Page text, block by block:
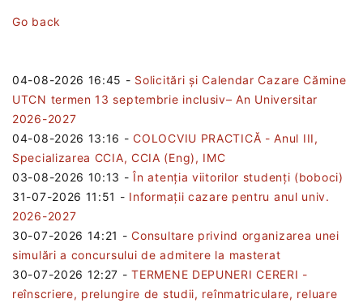
Go back
04-08-2026 16:45 - Solicitări și Calendar Cazare Cămine
UTCN termen 13 septembrie inclusiv– An Universitar
2026-2027
04-08-2026 13:16 -COLOCVIU PRACTICĂ - Anul III,
Specializarea CCIA, CCIA (Eng), IMC
03-08-2026 10:13 -În atenția viitorilor studenți (boboci)
31-07-2026 11:51 - Informații cazare pentru anul univ.
2026-2027
30-07-2026 14:21 -Consultare privind organizarea unei
simulări a concursului de admitere la masterat
30-07-2026 12:27 -TERMENE DEPUNERI CERERI -
reînscriere, prelungire de studii, reînmatriculare, reluare